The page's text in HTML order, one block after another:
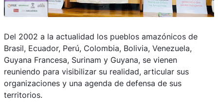
Del 2002 a la actualidad los pueblos amazónicos de
Brasil, Ecuador, Perú, Colombia, Bolivia, Venezuela,
Guyana Francesa, Surinam y Guyana, se vienen
reuniendo para visibilizar su realidad, articular sus
organizaciones y una agenda de defensa de sus
territorios.